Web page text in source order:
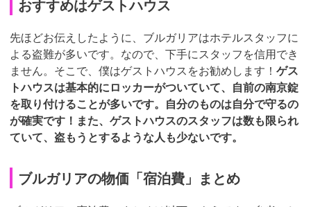
おすすめはゲストハウス
先ほどお伝えしたように、ブルガリアはホテルスタッフに
よる盗難が多いです。なので、下手にスタッフを信用でき
ません。そこで、僕はゲストハウスをお勧めします！ ゲス
トハウスは基本的にロッカーがついていて、自前の南京錠
を取り付けることが多いです。自分のものは自分で守るの
が確実です！また、ゲストハウスのスタッフは数も限られ
ていて、盗もうとするような人も少ないです。
ブルガリアの物価「宿泊費」まとめ